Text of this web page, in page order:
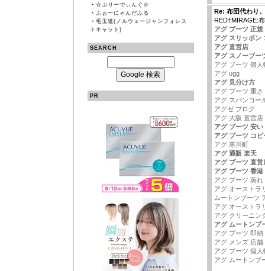
・☆ぶりーでぃんぐ☆
・ふぉーにゃんだふる
・毛玉道(ノルウェージャンフォレス
トキャット)
SEARCH
PR
Re: 布団代わり。
RED†MIRAGE:
アグ ブーツ 正規
アグ スリッポン
アグ 直営店
アグ スノーブー
アグ ブーツ 個人
アグ ugg
アグ 見分け方
アグ ブーツ 重さ
アグ スパンコー
アグゼ ブログ
アグ 大阪 直営店
アグ ブーツ 安い
アグ ブーツ コピ
アグ 寒川町
アグ 通販 楽天
アグ ブーツ 直営
アグ ブーツ 香港
アグ ブーツ 蒸れ
アグ オーストラ
ムートンブーツ
アグ オーストラ
アグ クリーニン
アグ ムートンブ
アグ ブーツ 即納
アグ メンズ 店舗
アグ ブーツ 個人
アグ ムートンブ